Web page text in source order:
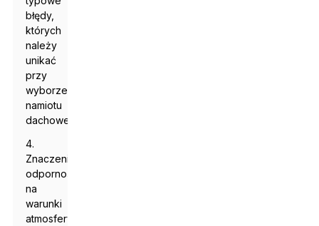
błędy,
których
należy
unikać
przy
wyborze
namiotu
dachowego
4.
Znaczenie
odporności
na
warunki
atmosferyczne